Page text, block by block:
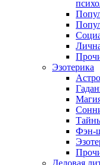
Эзотерика
Фэн-
Деловая